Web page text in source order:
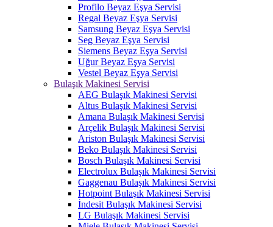
Profilo Beyaz Eşya Servisi
Regal Beyaz Eşya Servisi
Samsung Beyaz Eşya Servisi
Seg Beyaz Eşya Servisi
Siemens Beyaz Eşya Servisi
Uğur Beyaz Eşya Servisi
Vestel Beyaz Eşya Servisi
Bulaşık Makinesi Servisi
AEG Bulaşık Makinesi Servisi
Altus Bulaşık Makinesi Servisi
Amana Bulaşık Makinesi Servisi
Arçelik Bulaşık Makinesi Servisi
Ariston Bulaşık Makinesi Servisi
Beko Bulaşık Makinesi Servisi
Bosch Bulaşık Makinesi Servisi
Electrolux Bulaşık Makinesi Servisi
Gaggenau Bulaşık Makinesi Servisi
Hotpoint Bulaşık Makinesi Servisi
İndesit Bulaşık Makinesi Servisi
LG Bulaşık Makinesi Servisi